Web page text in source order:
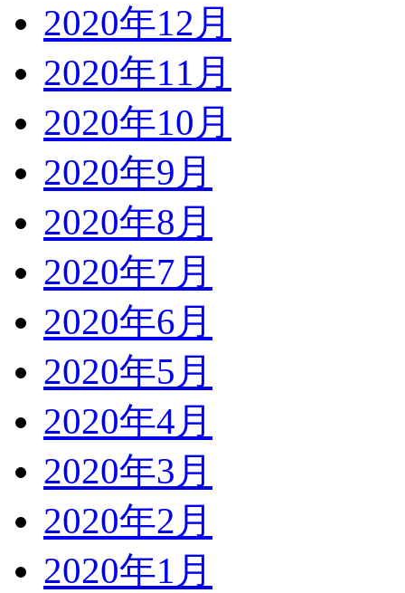
2020年12月
2020年11月
2020年10月
2020年9月
2020年8月
2020年7月
2020年6月
2020年5月
2020年4月
2020年3月
2020年2月
2020年1月